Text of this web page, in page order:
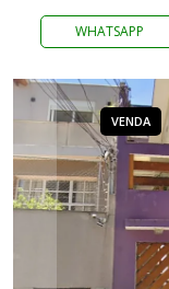
WHATSAPP
VENDA